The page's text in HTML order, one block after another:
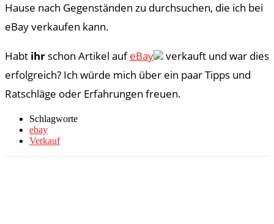
Hause nach Gegenständen zu durchsuchen, die ich bei
eBay verkaufen kann.
Habt ihr schon Artikel aufeBay
verkauft und war dies
erfolgreich? Ich würde mich über ein paar Tipps und
Ratschläge oder Erfahrungen freuen.
Schlagworte
ebay
Verkauf